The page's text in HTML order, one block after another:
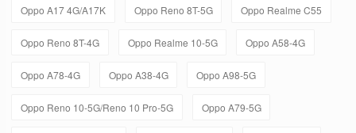
Oppo A17 4G/A17K Oppo Reno 8T-5G Oppo Realme C55
Oppo Reno 8T-4G Oppo Realme 10-5G Oppo A58-4G
Oppo A78-4G Oppo A38-4G Oppo A98-5G
Oppo Reno 10-5G/Reno 10 Pro-5G Oppo A79-5G